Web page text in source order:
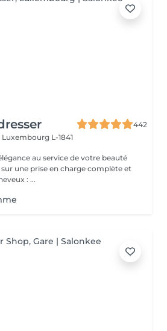
442
Luxembourg L-1841
une prise en charge complète et
: ...